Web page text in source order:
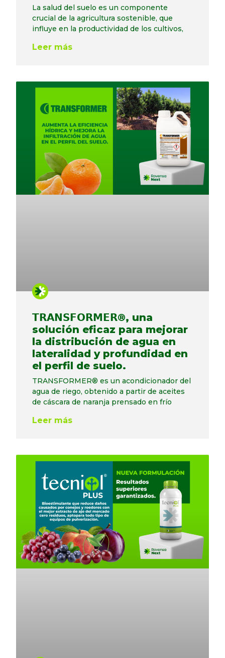
La salud del suelo es un componente
crucial de la agricultura sostenible, que
influye en la productividad de los cultivos,
Leer más
𝗧𝗥𝗔𝗡𝗦𝗙𝗢𝗥𝗠𝗘𝗥®, una
solución eficaz para mejorar
la distribución de agua en
lateralidad y profundidad en
el perfil de suelo.
TRANSFORMER® es un acondicionador del
agua de riego, obtenido a partir de aceites
de cáscara de naranja prensado en frío
Leer más